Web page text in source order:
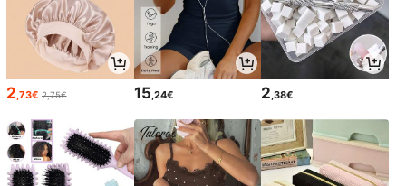
2,73€ 2,75€ 15,24€ 2,38€